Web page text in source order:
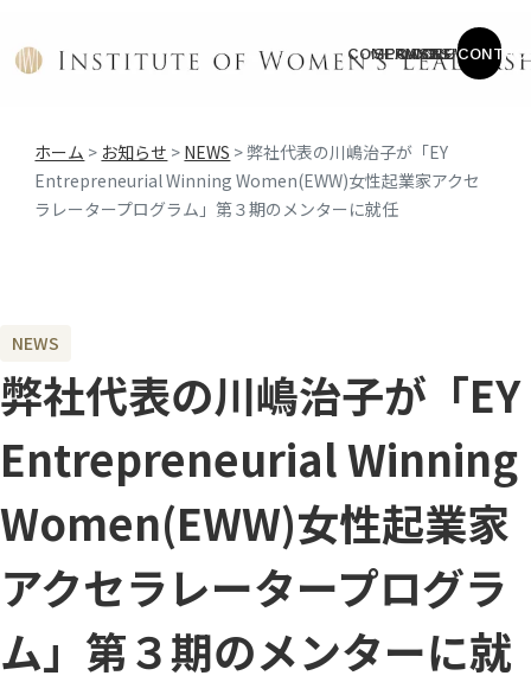
COMPANY
SERVICE
CASES
COLUMN
NEWS
ホーム > お知らせ > NEWS >弊社代表の川嶋治子が「EY
Entrepreneurial Winning Women(EWW)女性起業家アクセ
ラレータープログラム」第３期のメンターに就任
NEWS
弊社代表の川嶋治子が「EY
Entrepreneurial Winning
Women(EWW)女性起業家
アクセラレータープログラ
ム」第３期のメンターに就